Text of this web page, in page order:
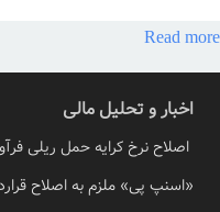
Read more
اخبار و تحلیل مالی
اصلاح نرخ کرایه حمل ریلی
«اسنپ پی» ملزم به اصلاح